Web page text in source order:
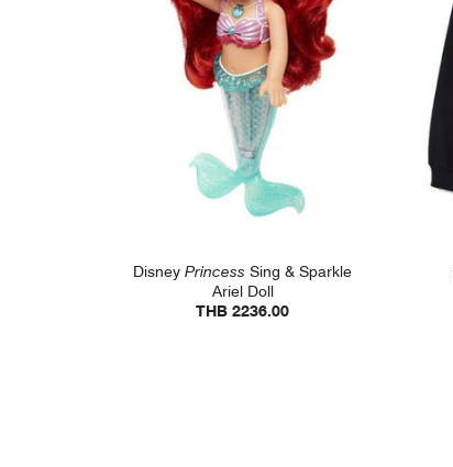
DisneyPrincess Sing & Sparkle
Ariel Doll
THB 2236.00